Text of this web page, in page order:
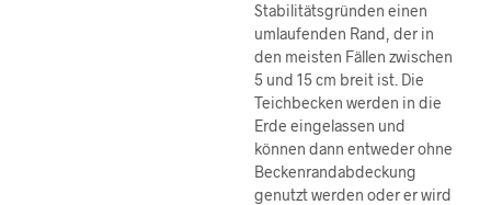
Stabilitätsgründen einen
umlaufenden Rand, der in
den meisten Fällen zwischen
5 und 15 cm breit ist. Die
Teichbecken werden in die
Erde eingelassen und
können dann entweder ohne
Beckenrandabdeckung
genutzt werden oder er wird